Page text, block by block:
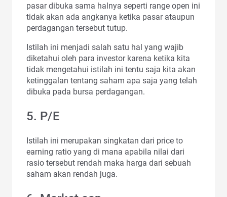
pasar dibuka sama halnya seperti range open ini
tidak akan ada angkanya ketika pasar ataupun
perdagangan tersebut tutup.
Istilah ini menjadi salah satu hal yang wajib
diketahui oleh para investor karena ketika kita
tidak mengetahui istilah ini tentu saja kita akan
ketinggalan tentang saham apa saja yang telah
dibuka pada bursa perdagangan.
5. P/E
Istilah ini merupakan singkatan dari price to
earning ratio yang di mana apabila nilai dari
rasio tersebut rendah maka harga dari sebuah
saham akan rendah juga.